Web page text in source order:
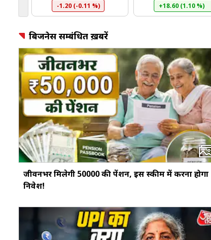
-1.20 (-0.11 %) +18.60 (1.10 %)
बिजनेस सम्बंधित ख़बरें
जीवनभर मिलेगी ₹50000 की पेंशन, इस स्‍कीम में करना होगा
निवेश!